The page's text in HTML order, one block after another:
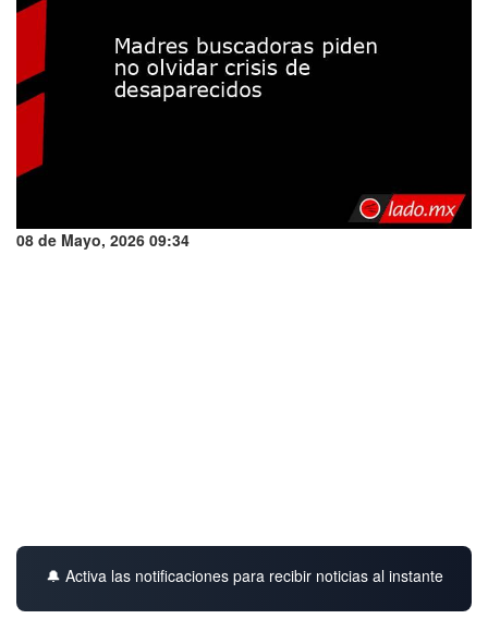
08 de Mayo, 2026 09:34
🔔 Activa las notificaciones para recibir noticias al instante